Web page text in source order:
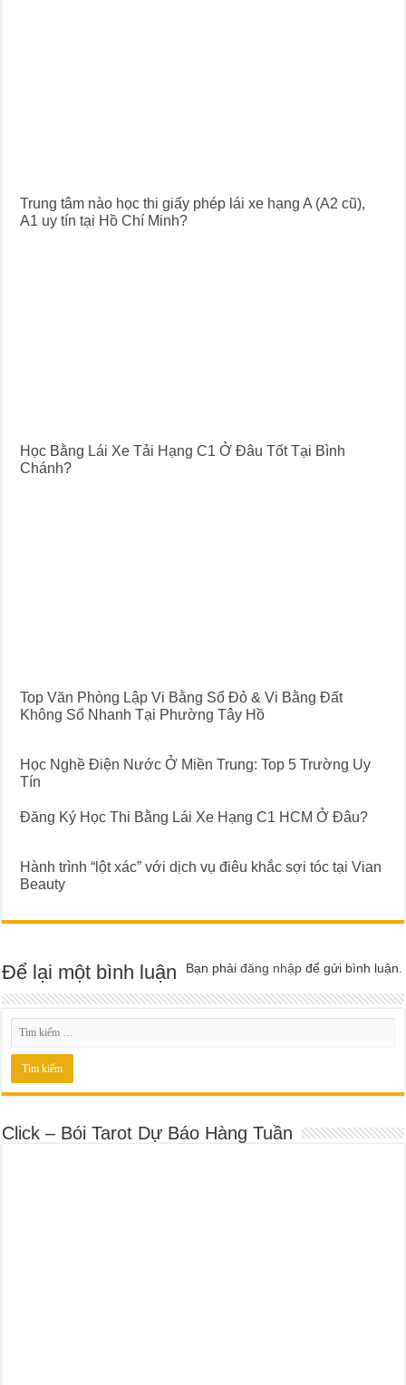
Trung tâm nào học thi giấy phép lái xe hạng A (A2 cũ),
A1 uy tín tại Hồ Chí Minh?
Học Bằng Lái Xe Tải Hạng C1 Ở Đâu Tốt Tại Bình
Chánh?
Top Văn Phòng Lập Vi Bằng Sổ Đỏ & Vi Bằng Đất
Không Sổ Nhanh Tại Phường Tây Hồ
Học Nghề Điện Nước Ở Miền Trung: Top 5 Trường Uy
Tín
Đăng Ký Học Thi Bằng Lái Xe Hạng C1 HCM Ở Đâu?
Hành trình “lột xác” với dịch vụ điêu khắc sợi tóc tại Vian
Beauty
Để lại một bình luận Bạn phảiđăng nhập để gửi bình luận.
Click – Bói Tarot Dự Báo Hàng Tuần